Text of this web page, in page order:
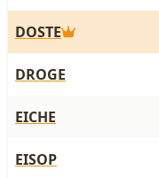
DOSTE
DROGE
EICHE
EISOP